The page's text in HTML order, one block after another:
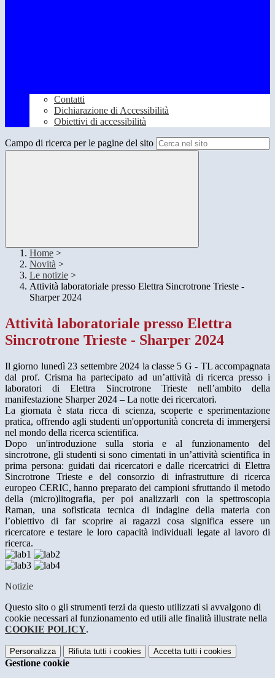
Contatti
Dichiarazione di Accessibilità
Obiettivi di accessibilità
Campo di ricerca per le pagine del sito
Home >
Novità >
Le notizie >
Attività laboratoriale presso Elettra Sincrotrone Trieste -
Sharper 2024
Attività laboratoriale presso Elettra
Sincrotrone Trieste - Sharper 2024
Il giorno lunedì 23 settembre 2024 la classe 5 G - TL accompagnata
dal prof. Crisma ha partecipato ad un’attività di ricerca presso i
laboratori di Elettra Sincrotrone Trieste nell’ambito della
manifestazione Sharper 2024 – La notte dei ricercatori.
La giornata è stata ricca di scienza, scoperte e sperimentazione
pratica, offrendo agli studenti un'opportunità concreta di immergersi
nel mondo della ricerca scientifica.
Dopo un'introduzione sulla storia e al funzionamento del
sincrotrone, gli studenti si sono cimentati in un’attività scientifica in
prima persona: guidati dai ricercatori e dalle ricercatrici di Elettra
Sincrotrone Trieste e del consorzio di infrastrutture di ricerca
europeo CERIC, hanno preparato dei campioni sfruttando il metodo
della (micro)litografia, per poi analizzarli con la spettroscopia
Raman, una sofisticata tecnica di indagine della materia con
l’obiettivo di far scoprire ai ragazzi cosa significa essere un
ricercatore e testare le loro capacità individuali legate al lavoro di
ricerca.
Notizie
Questo sito o gli strumenti terzi da questo utilizzati si avvalgono di
cookie necessari al funzionamento ed utili alle finalità illustrate nella
COOKIE POLICY.
Personalizza Rifiuta tutti i cookies Accetta tutti i cookies
Gestione cookie